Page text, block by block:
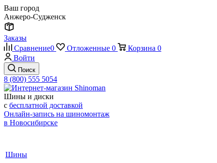
Ваш город
Анжеро-Судженск
Заказы
Сравнение0 Отложенные 0 Корзина 0
Войти
Поиск
8 (800) 555 5054
Шины и диски
с бесплатной доставкой
Онлайн-запись на шиномонтаж
в Новосибирске
Шины